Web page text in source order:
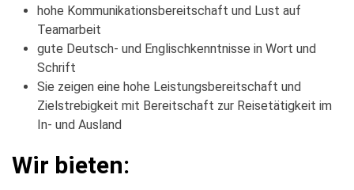
hohe Kommunikationsbereitschaft und Lust auf
Teamarbeit
gute Deutsch- und Englischkenntnisse in Wort und
Schrift
Sie zeigen eine hohe Leistungsbereitschaft und
Zielstrebigkeit mit Bereitschaft zur Reisetätigkeit im
In- und Ausland
Wir bieten: